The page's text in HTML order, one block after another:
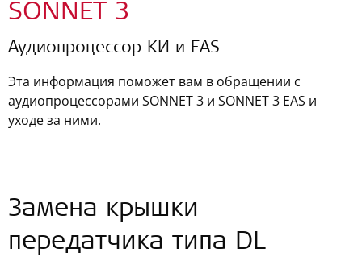
SONNET 3
Аудиопроцессор КИ и EAS
Эта информация поможет вам в обращении с
аудиопроцессорами SONNET 3 и SONNET 3 EAS и
уходе за ними.
Замена крышки
передатчика типа DL